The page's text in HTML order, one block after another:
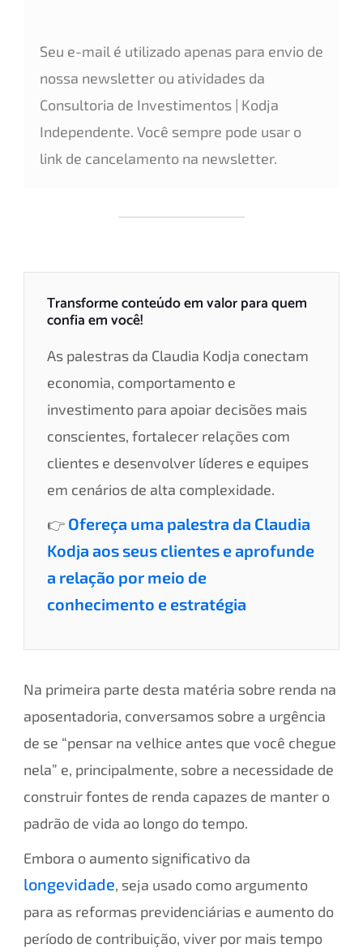
Seu e-mail é utilizado apenas para envio de
nossa newsletter ou atividades da
Consultoria de Investimentos | Kodja
Independente. Você sempre pode usar o
link de cancelamento na newsletter.
Transforme conteúdo em valor para quem
confia em você!
As palestras da Claudia Kodja conectam
economia, comportamento e
investimento para apoiar decisões mais
conscientes, fortalecer relações com
clientes e desenvolver líderes e equipes
em cenários de alta complexidade.
👉 Ofereça uma palestra da Claudia
Kodja aos seus clientes e aprofunde
a relação por meio de
conhecimento e estratégia
Na primeira parte desta matéria sobre renda na
aposentadoria, conversamos sobre a urgência
de se “pensar na velhice antes que você chegue
nela” e, principalmente, sobre a necessidade de
construir fontes de renda capazes de manter o
padrão de vida ao longo do tempo.
Embora o aumento significativo da
longevidade, seja usado como argumento
para as reformas previdenciárias e aumento do
período de contribuição, viver por mais tempo